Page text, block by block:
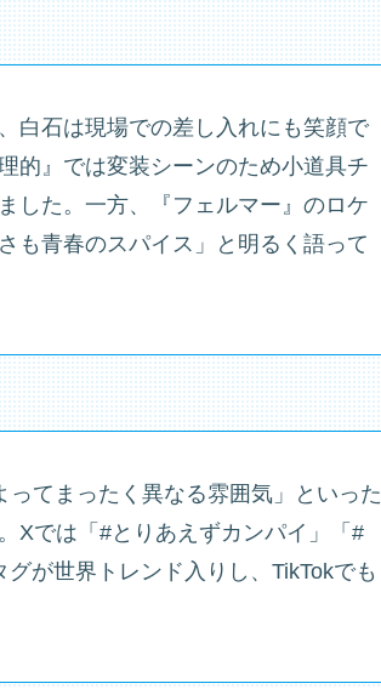
白石は現場での差し入れにも笑顔で
的』では変装シーンのため小道具チ
した。一方、『フェルマー』のロケ
も青春のスパイス」と明るく語って
てまったく異なる雰囲気」といった
Xでは「#とりあえずカンパイ」「#
が世界トレンド入りし、TikTokでも